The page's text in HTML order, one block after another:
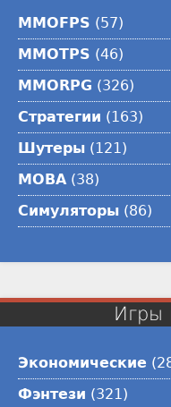
MMOFPS (57)
MMOTPS (46)
MMORPG (326)
Стратегии (163)
Шутеры (121)
MOBA (38)
Симуляторы (86)
Игры
Экономические
Фэнтези (321)